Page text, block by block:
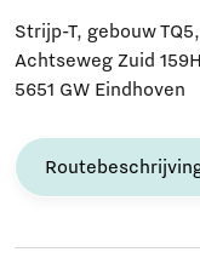
Strijp-T, gebouw
Achtseweg Zuid 159H
5651 GW Eindhoven